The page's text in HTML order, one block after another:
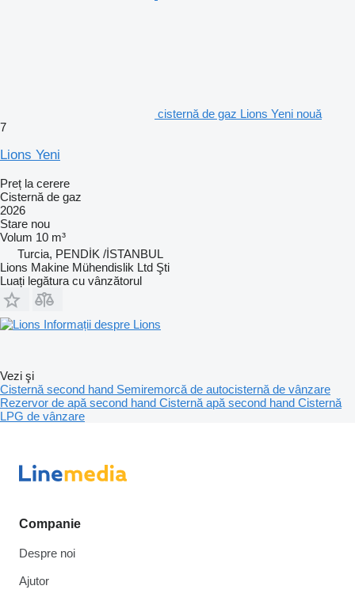
cisternă de gaz Lions Yeni nouă
7
Lions Yeni
Preț la cerere
Cisternă de gaz
2026
Stare nou
Volum 10 m³
Turcia, PENDİK /İSTANBUL
Lions Makine Mühendislik Ltd Şti
Luați legătura cu vânzătorul
Informații despre Lions
Vezi şi
Cisternă second hand Semiremorcă de autocisternă de vânzare
Rezervor de apă second hand Cisternă apă second hand Cisternă
LPG de vânzare
Companie
Despre noi
Ajutor